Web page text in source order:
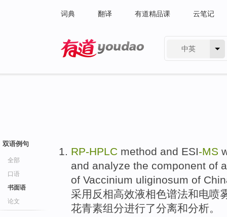
词典 翻译 有道精品课 云笔记
中英
双语例句
全部
口语
书面语
论文
RP-HPLC method and ESI-MS
and analyze the component of
of Vaccinium uliginosum of
采用反相高效液相色谱法和电喷
花青素组分进行了分离和分析。